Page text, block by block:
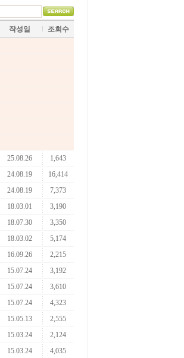
작성일
조회수
25.08.26
1,643
24.08.19
16,414
24.08.19
7,373
18.03.01
3,190
18.07.30
3,350
18.03.02
5,174
16.09.26
2,215
15.07.24
3,192
15.07.24
3,610
15.07.24
4,323
15.05.13
2,555
15.03.24
2,124
15.03.24 4,035